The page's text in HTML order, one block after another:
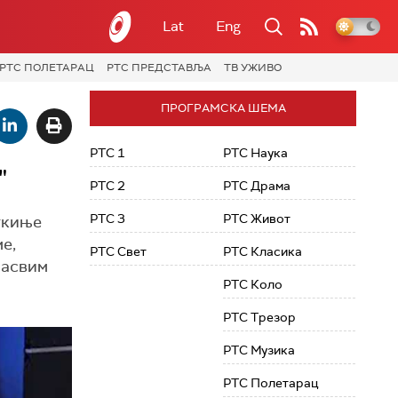
Lat Eng
РТС ПОЛЕТАРАЦ РТС ПРЕДСТАВЉА ТВ УЖИВО
ПРОГРАМСКА ШЕМА
РТС 1
РТС 2
РТС 3
РТС Свет
РТС Наука
РТС Драма
РТС Живот
РТС Класика
РТС Коло
РТС Трезор
РТС Музика
РТС Полетарац